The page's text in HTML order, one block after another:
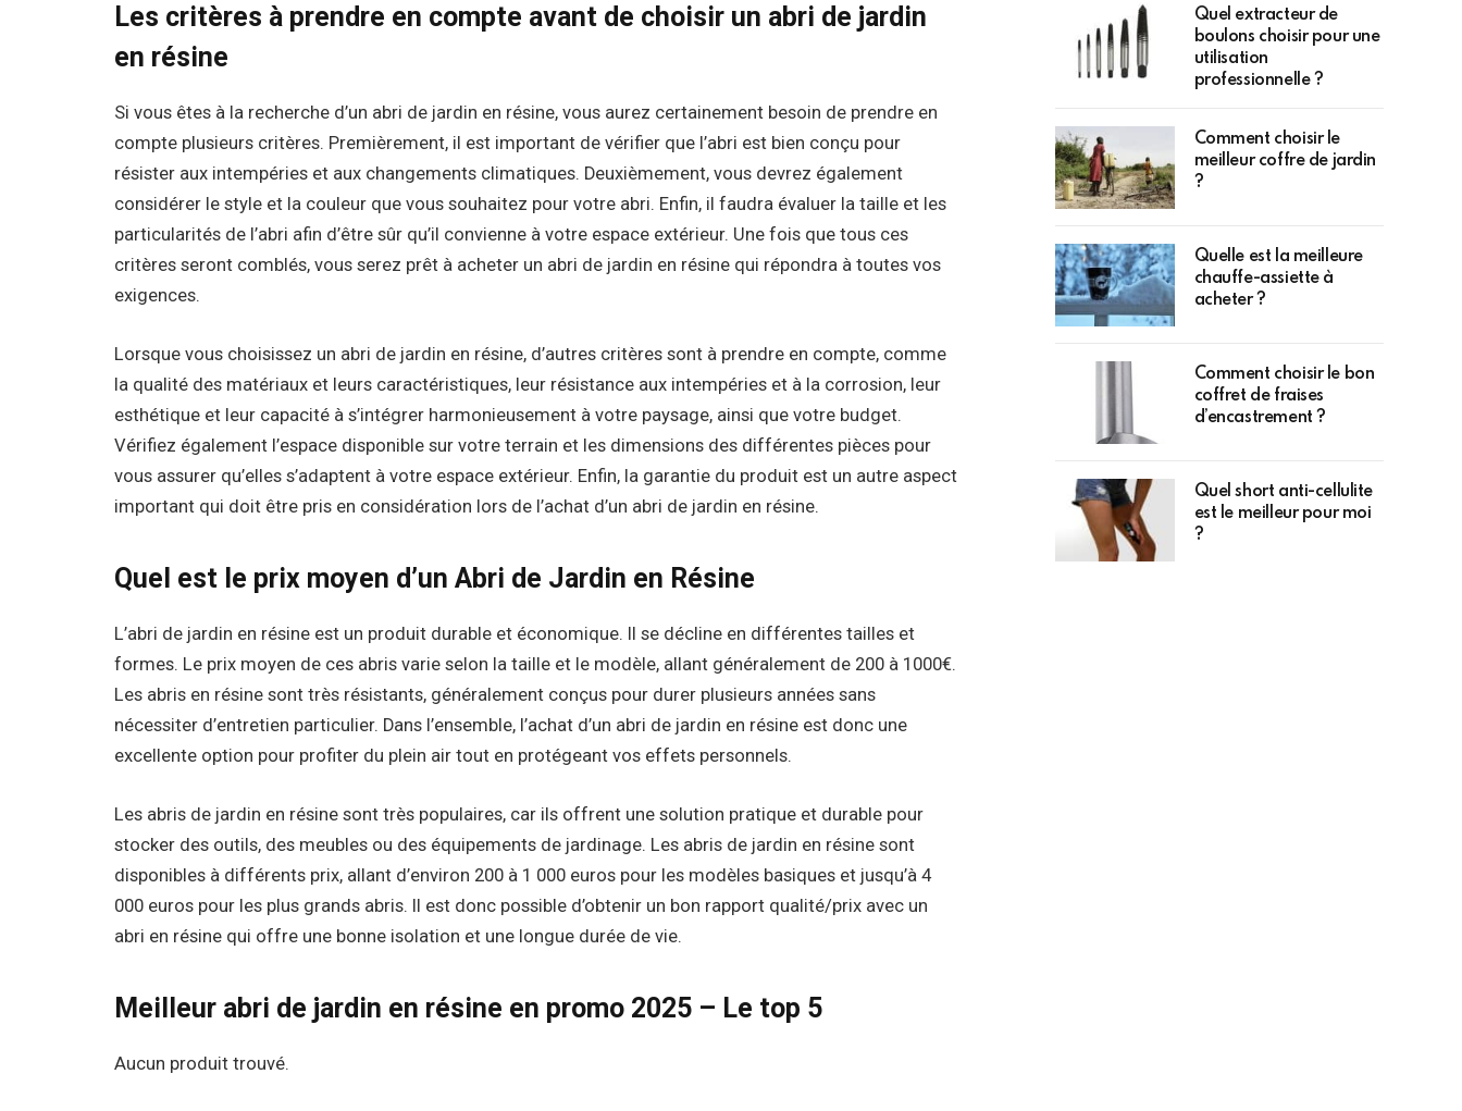
Les critères à prendre en compte avant de choisir un abri de jardin
en résine
Si vous êtes à la recherche d’un abri de jardin en résine, vous aurez certainement besoin de prendre en
compte plusieurs critères. Premièrement, il est important de vérifier que l’abri est bien conçu pour
résister aux intempéries et aux changements climatiques. Deuxièmement, vous devrez également
considérer le style et la couleur que vous souhaitez pour votre abri. Enfin, il faudra évaluer la taille et les
particularités de l’abri afin d’être sûr qu’il convienne à votre espace extérieur. Une fois que tous ces
critères seront comblés, vous serez prêt à acheter un abri de jardin en résine qui répondra à toutes vos
exigences.
Lorsque vous choisissez un abri de jardin en résine, d’autres critères sont à prendre en compte, comme
la qualité des matériaux et leurs caractéristiques, leur résistance aux intempéries et à la corrosion, leur
esthétique et leur capacité à s’intégrer harmonieusement à votre paysage, ainsi que votre budget.
Vérifiez également l’espace disponible sur votre terrain et les dimensions des différentes pièces pour
vous assurer qu’elles s’adaptent à votre espace extérieur. Enfin, la garantie du produit est un autre aspect
important qui doit être pris en considération lors de l’achat d’un abri de jardin en résine.
Quel est le prix moyen d’un Abri de Jardin en Résine
L’abri de jardin en résine est un produit durable et économique. Il se décline en différentes tailles et
formes. Le prix moyen de ces abris varie selon la taille et le modèle, allant généralement de 200 à 1000€.
Les abris en résine sont très résistants, généralement conçus pour durer plusieurs années sans
nécessiter d’entretien particulier. Dans l’ensemble, l’achat d’un abri de jardin en résine est donc une
excellente option pour profiter du plein air tout en protégeant vos effets personnels.
Les abris de jardin en résine sont très populaires, car ils offrent une solution pratique et durable pour
stocker des outils, des meubles ou des équipements de jardinage. Les abris de jardin en résine sont
disponibles à différents prix, allant d’environ 200 à 1 000 euros pour les modèles basiques et jusqu’à 4
000 euros pour les plus grands abris. Il est donc possible d’obtenir un bon rapport qualité/prix avec un
abri en résine qui offre une bonne isolation et une longue durée de vie.
Meilleur abri de jardin en résine en promo 2025 – Le top 5
Aucun produit trouvé.
Quel extracteur de
boulons choisir pour une
utilisation
professionnelle ?
Comment choisir le
meilleur coffre de jardin
?
Quelle est la meilleure
chauffe-assiette à
acheter ?
Comment choisir le bon
coffret de fraises
d’encastrement ?
Quel short anti-cellulite
est le meilleur pour moi
?